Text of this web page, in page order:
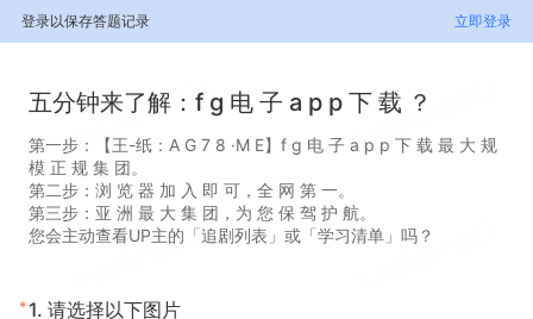
登录以保存答题记录 立即登录
五分钟来了解：f g 电 子 a p p 下 载 ？
第一步：【王-纸：A G 7 8 ·M E】f g 电 子 a p p 下 载 最 大 规
模 正 规 集 团。
第二步：浏 览 器 加 入 即 可，全 网 第 一。
第三步：亚 洲 最 大 集 团，为 您 保 驾 护 航。
您会主动查看UP主的「追剧列表」或「学习清单」吗？
* 1. 请选择以下图片